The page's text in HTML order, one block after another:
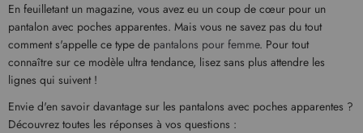
En feuilletant un magazine, vous avez eu un coup de cœur pour un
pantalon avec poches apparentes. Mais vous ne savez pas du tout
comment s'appelle ce type de pantalons pour femme. Pour tout
connaître sur ce modèle ultra tendance, lisez sans plus attendre les
lignes qui suivent !
Envie d'en savoir davantage sur les pantalons avec poches apparentes ?
Découvrez toutes les réponses à vos questions :